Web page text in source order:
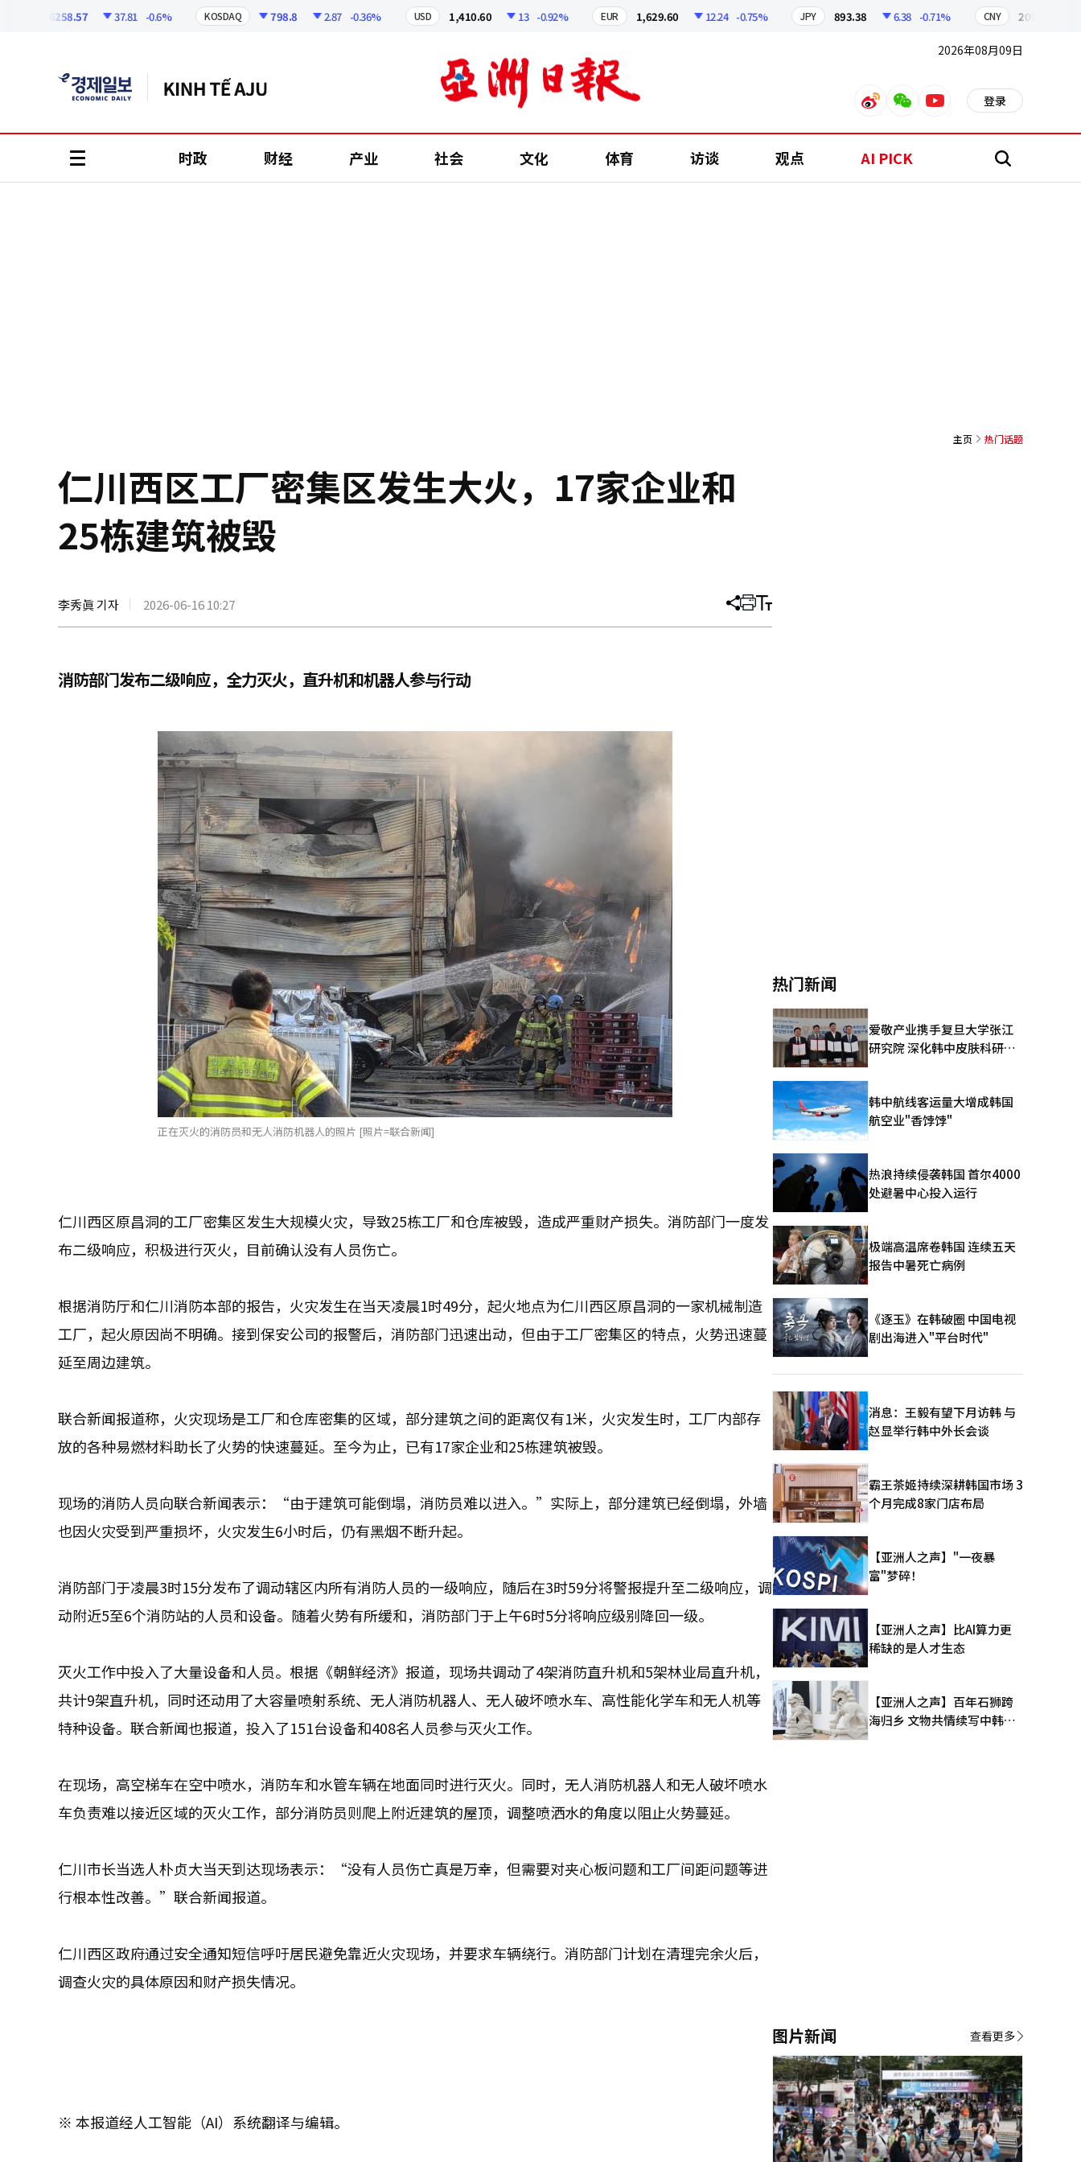
6258.57 37.81 -0.6% KOSDAQ 798.8 2.87 -0.36% USD 1,410.60 13 -0.92% EUR 1,629.60 12.24 -0.75% JPY 893.38 6.38 -0.71% CNY 209.17
2026年08月09日
weiboweixinyoutube 登录
时政 财经 产业 社会 文化 体育 访谈 观点 AI PICK 搜
主页 热门话题
仁川西区工厂密集区发生大火，17家企业和
25栋建筑被毁
李秀眞 기자 2026-06-16 10:27 分
文
打 调
大
消防部门发布二级响应，全力灭火，直升机和机器人参与行动
正在灭火的消防员和无人消防机器人的照片 [照片=联合新闻]
仁川西区原昌洞的工厂密集区发生大规模火灾，导致25栋工厂和仓库被毁，造成严重财产损失。消防部门一度发
布二级响应，积极进行灭火，目前确认没有人员伤亡。
根据消防厅和仁川消防本部的报告，火灾发生在当天凌晨1时49分，起火地点为仁川西区原昌洞的一家机械制造
工厂，起火原因尚不明确。接到保安公司的报警后，消防部门迅速出动，但由于工厂密集区的特点，火势迅速蔓
延至周边建筑。
联合新闻报道称，火灾现场是工厂和仓库密集的区域，部分建筑之间的距离仅有1米，火灾发生时，工厂内部存
放的各种易燃材料助长了火势的快速蔓延。至今为止，已有17家企业和25栋建筑被毁。
现场的消防人员向联合新闻表示：“由于建筑可能倒塌，消防员难以进入。”实际上，部分建筑已经倒塌，外墙
也因火灾受到严重损坏，火灾发生6小时后，仍有黑烟不断升起。
消防部门于凌晨3时15分发布了调动辖区内所有消防人员的一级响应，随后在3时59分将警报提升至二级响应，调
动附近5至6个消防站的人员和设备。随着火势有所缓和，消防部门于上午6时5分将响应级别降回一级。
灭火工作中投入了大量设备和人员。根据《朝鲜经济》报道，现场共调动了4架消防直升机和5架林业局直升机，
共计9架直升机，同时还动用了大容量喷射系统、无人消防机器人、无人破坏喷水车、高性能化学车和无人机等
特种设备。联合新闻也报道，投入了151台设备和408名人员参与灭火工作。
在现场，高空梯车在空中喷水，消防车和水管车辆在地面同时进行灭火。同时，无人消防机器人和无人破坏喷水
车负责难以接近区域的灭火工作，部分消防员则爬上附近建筑的屋顶，调整喷洒水的角度以阻止火势蔓延。
仁川市长当选人朴贞大当天到达现场表示：“没有人员伤亡真是万幸，但需要对夹心板问题和工厂间距问题等进
行根本性改善。”联合新闻报道。
仁川西区政府通过安全通知短信呼吁居民避免靠近火灾现场，并要求车辆绕行。消防部门计划在清理完余火后，
调查火灾的具体原因和财产损失情况。
※ 本报道经人工智能（AI）系统翻译与编辑。
热门新闻
爱敬产业携手复旦大学张江
研究院 深化韩中皮肤科研合
韩中航线客运量大增成韩国
航空业"香饽饽"
热浪持续侵袭韩国 首尔4000
处避暑中心投入运行
极端高温席卷韩国 连续五天
报告中暑死亡病例
《逐玉》在韩破圈 中国电视
剧出海进入"平台时代"
消息：王毅有望下月访韩 与
赵显举行韩中外长会谈
霸王茶姬持续深耕韩国市场 3
个月完成8家门店布局
【亚洲人之声】"一夜暴
富"梦碎！
【亚洲人之声】比AI算力更
稀缺的是人才生态
【亚洲人之声】百年石狮跨
海归乡 文物共情续写中韩人
图片新闻 查看更多